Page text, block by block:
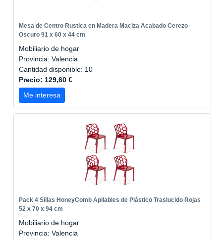
Mesa de Centro Rustica en Madera Maciza Acabado Cerezo
Oscuro 91 x 60 x 44 cm
Mobiliario de hogar
Provincia: Valencia
Cantidad disponible: 10
Precio: 129,60 €
Me interesa
Pack 4 Sillas HoneyComb Apilables de Plástico Traslucido Rojas
52 x 70 x 94 cm
Mobiliario de hogar
Provincia: Valencia